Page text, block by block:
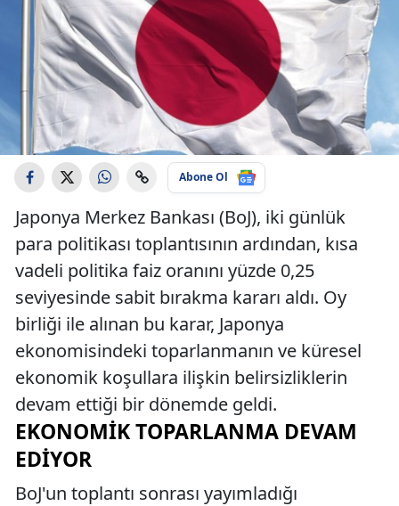
Abone Ol
Japonya Merkez Bankası (BoJ), iki günlük
para politikası toplantısının ardından, kısa
vadeli politika faiz oranını yüzde 0,25
seviyesinde sabit bırakma kararı aldı. Oy
birliği ile alınan bu karar, Japonya
ekonomisindeki toparlanmanın ve küresel
ekonomik koşullara ilişkin belirsizliklerin
devam ettiği bir dönemde geldi.
EKONOMIK TOPARLANMA DEVAM
EDIYOR
BoJ'un toplantı sonrası yayımladığı